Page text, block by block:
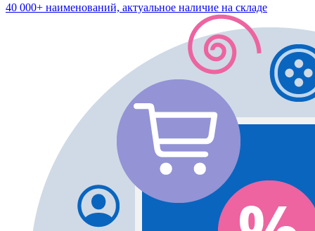
40 000+ наименований, актуальное наличие на складе